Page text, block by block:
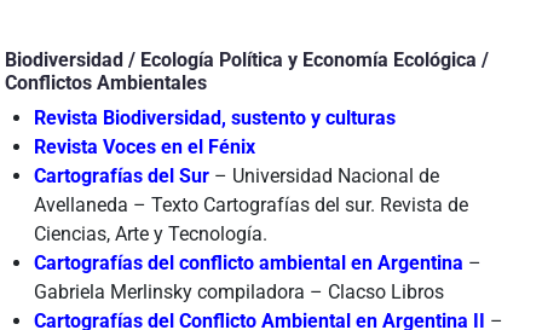
Biodiversidad / Ecología Política y Economía Ecológica /
Conflictos Ambientales
Revista Biodiversidad, sustento y culturas
Revista Voces en el Fénix
Cartografías del Sur – Universidad Nacional de
Avellaneda – Texto Cartografías del sur. Revista de
Ciencias, Arte y Tecnología.
Cartografías del conflicto ambiental en Argentina –
Gabriela Merlinsky compiladora – Clacso Libros
Cartografías del Conflicto Ambiental en Argentina II –